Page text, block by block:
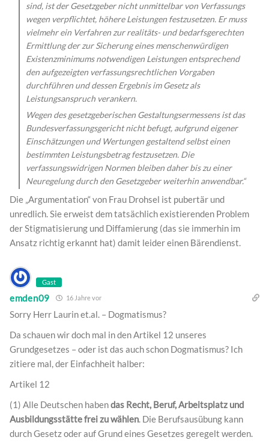
sind, ist der Gesetzgeber nicht unmittelbar von Verfassungs
wegen verpflichtet, höhere Leistungen festzusetzen. Er muss
vielmehr ein Verfahren zur realitäts- und bedarfsgerechten
Ermittlung der zur Sicherung eines menschenwürdigen
Existenzminimums notwendigen Leistungen entsprechend
den aufgezeigten verfassungsrechtlichen Vorgaben
durchführen und dessen Ergebnis im Gesetz als
Leistungsanspruch verankern.
Wegen des gesetzgeberischen Gestaltungsermessens ist das
Bundesverfassungsgericht nicht befugt, aufgrund eigener
Einschätzungen und Wertungen gestaltend selbst einen
bestimmten Leistungsbetrag festzusetzen. Die
verfassungswidrigen Normen bleiben daher bis zu einer
Neuregelung durch den Gesetzgeber weiterhin anwendbar.“
Die „Argumentation“ von Frau Drohsel ist pubertär und
unredlich. Sie erweist dem tatsächlich existierenden Problem
der Stigmatisierung und Diffamierung (das sie immerhin im
Ansatz richtig erkannt hat) damit leider einen Bärendienst.
Gast
emden09 16 Jahre vor
Sorry Herr Laurin et.al. – Dogmatismus?
Da schauen wir doch mal in den Artikel 12 unseres
Grundgesetzes – oder ist das auch schon Dogmatismus? Ich
zitiere mal, der Einfachheit halber:
Artikel 12
(1) Alle Deutschen habendas Recht, Beruf, Arbeitsplatz und
Ausbildungsstätte frei zu wählen. Die Berufsausübung kann
durch Gesetz oder auf Grund eines Gesetzes geregelt werden.